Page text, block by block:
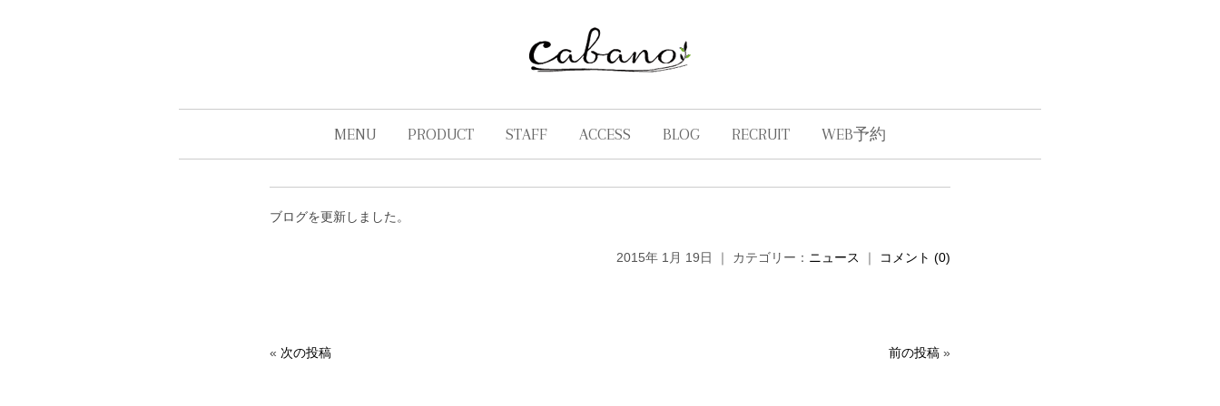
MENU PRODUCT STAFF ACCESS BLOG RECRUIT WEB予約
ブログを更新しました。
2015年 1月 19日 ｜ カテゴリー： ニュース ｜ コメント (0)
« 次の投稿 前の投稿 »